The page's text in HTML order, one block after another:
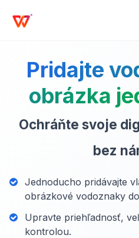
Pridajte
obrázka
Ochráňte svoje
bez
Jednoducho pridávajte
obrázkové vodoznaky
Upravte priehľadnosť,
kontrolou.